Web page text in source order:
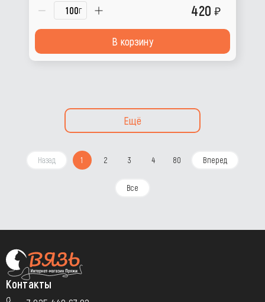
г 420
В корзину
Ещё
Назад 1 2 3 4 80 Вперед
Все
Контакты